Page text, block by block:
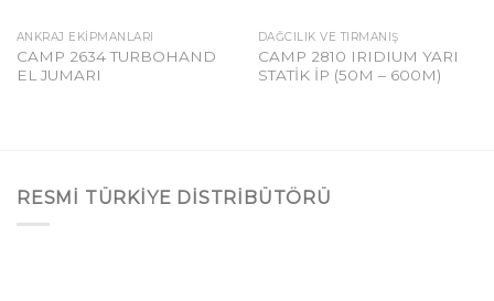
ANKRAJ EKIPMANLARI
CAMP 2634 TURBOHAND
EL JUMARI
DAĞCILIK VE TIRMANIŞ
CAMP 2810 IRIDIUM YARI
STATİK İP (50M – 600M)
RESMI TÜRKIYE DISTRIBÜTÖRÜ